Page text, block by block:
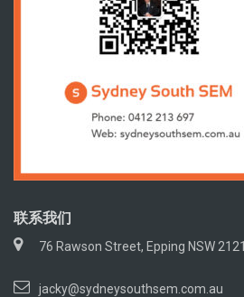
联系我们
76 Rawson Street, Epping NSW 2121
jacky@sydneysouthsem.com.au